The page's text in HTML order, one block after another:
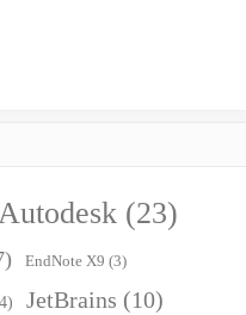
Autodesk (23)
EndNote X9 (3)
JetBrains (10)